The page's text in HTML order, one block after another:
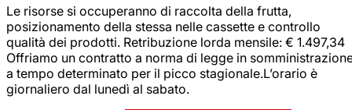
Le risorse si occuperanno di raccolta della frutta,
posizionamento della stessa nelle cassette e controllo
qualità dei prodotti. Retribuzione lorda mensile: € 1.497,34
Offriamo un contratto a norma di legge in
a tempo determinato per il picco stagionale.L’orario è
giornaliero dal lunedì al sabato.